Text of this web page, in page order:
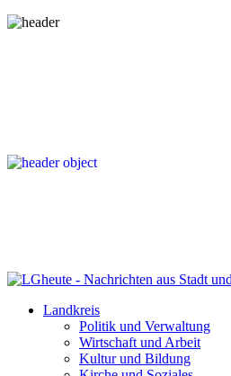
Landkreis
Politik und Verwaltung
Wirtschaft und Arbeit
Kultur und Bildung